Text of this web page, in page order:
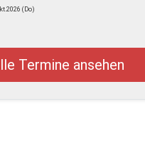
(Do)
Termine ansehen